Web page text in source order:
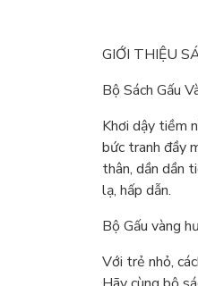
GIỚI THIỆU
Bộ Sách Gấu
Khơi dậy tiềm
bức tranh đầy
thân, dần dần
lạ, hấp dẫn.
Bộ Gấu vàng
Với trẻ nhỏ,